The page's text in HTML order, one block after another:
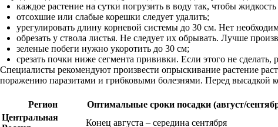
каждое растение на сутки погрузить в воду так, чтобы
отсохшие или слабые корешки следует удалить;
урегулировать длину корневой системы до 30 см. Нет
обрезать у ствола листья. Не следует их обрывать. Лучше
зеленые побеги нужно укоротить до 30 см;
срезать почки ниже сегмента прививки. Если этого не
Специалисты рекомендуют произвести опрыскивание растение
поражению паразитами и грибковыми болезнями. Перед высадкой
Регион Оптимальные сроки посадки (август/
Центральная
Конец августа – середина сентября